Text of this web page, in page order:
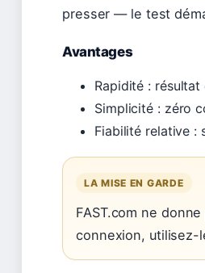
presser — le test
Avantages
Rapidité :
Simplicité : zéro
Fiabilité relative :
LA MISE EN GARDE
FAST.com ne
connexion, utilisez-